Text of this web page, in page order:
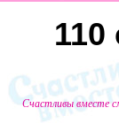
Счастливы вместе